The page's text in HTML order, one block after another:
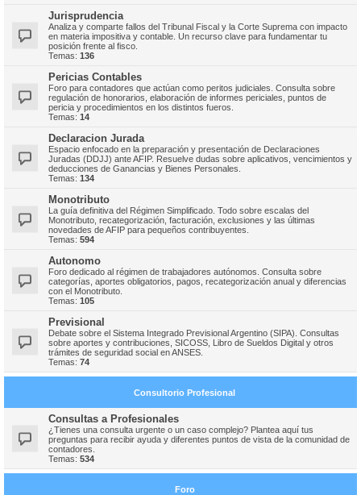
Jurisprudencia
Analiza y comparte fallos del Tribunal Fiscal y la Corte Suprema con impacto
en materia impositiva y contable. Un recurso clave para fundamentar tu
posición frente al fisco.
Temas: 136
Pericias Contables
Foro para contadores que actúan como peritos judiciales. Consulta sobre
regulación de honorarios, elaboración de informes periciales, puntos de
pericia y procedimientos en los distintos fueros.
Temas: 14
Declaracion Jurada
Espacio enfocado en la preparación y presentación de Declaraciones
Juradas (DDJJ) ante AFIP. Resuelve dudas sobre aplicativos, vencimientos y
deducciones de Ganancias y Bienes Personales.
Temas: 134
Monotributo
La guía definitiva del Régimen Simplificado. Todo sobre escalas del
Monotributo, recategorización, facturación, exclusiones y las últimas
novedades de AFIP para pequeños contribuyentes.
Temas: 594
Autonomo
Foro dedicado al régimen de trabajadores autónomos. Consulta sobre
categorías, aportes obligatorios, pagos, recategorización anual y diferencias
con el Monotributo.
Temas: 105
Previsional
Debate sobre el Sistema Integrado Previsional Argentino (SIPA). Consultas
sobre aportes y contribuciones, SICOSS, Libro de Sueldos Digital y otros
trámites de seguridad social en ANSES.
Temas: 74
Consultorio Profesional
Consultas a Profesionales
¿Tienes una consulta urgente o un caso complejo? Plantea aquí tus
preguntas para recibir ayuda y diferentes puntos de vista de la comunidad de
contadores.
Temas: 534
Foro